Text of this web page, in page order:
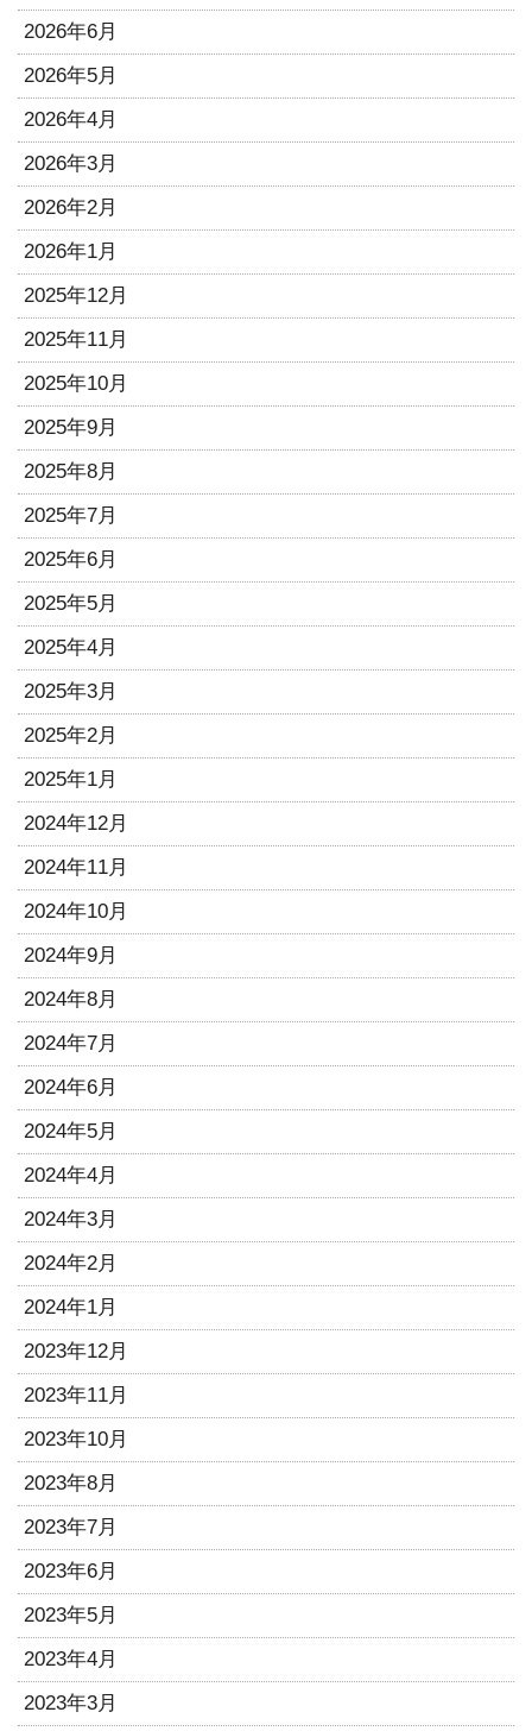
2026年6月
2026年5月
2026年4月
2026年3月
2026年2月
2026年1月
2025年12月
2025年11月
2025年10月
2025年9月
2025年8月
2025年7月
2025年6月
2025年5月
2025年4月
2025年3月
2025年2月
2025年1月
2024年12月
2024年11月
2024年10月
2024年9月
2024年8月
2024年7月
2024年6月
2024年5月
2024年4月
2024年3月
2024年2月
2024年1月
2023年12月
2023年11月
2023年10月
2023年8月
2023年7月
2023年6月
2023年5月
2023年4月
2023年3月